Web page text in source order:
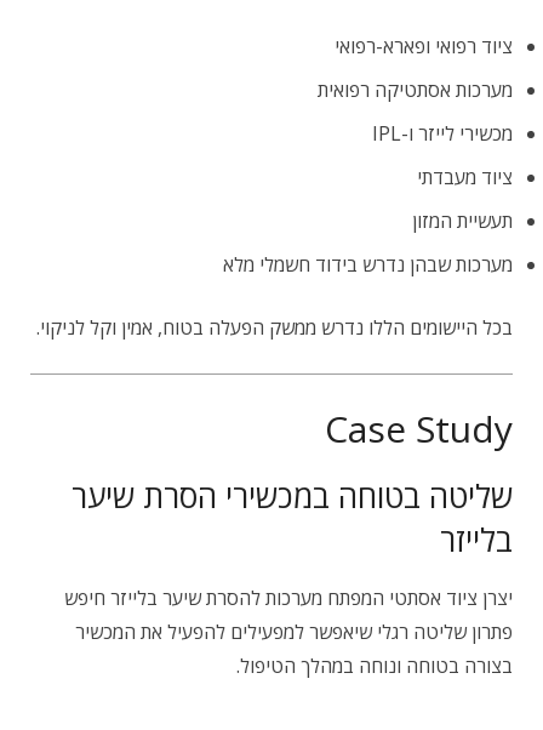
ציוד רפואי ופארא-רפואי
מערכות אסתטיקה רפואית
מכשירי לייזר ו-IPL
ציוד מעבדתי
תעשיית המזון
מערכות שבהן נדרש בידוד חשמלי מלא
בכל היישומים הללו נדרש ממשק הפעלה בטוח, אמין וקל לניקוי.
Case Study
שליטה בטוחה במכשירי הסרת שיער
בלייזר
יצרן ציוד אסתטי המפתח מערכות להסרת שיער בלייזר חיפש
פתרון שליטה רגלי שיאפשר למפעילים להפעיל את המכשיר
בצורה בטוחה ונוחה במהלך הטיפול.